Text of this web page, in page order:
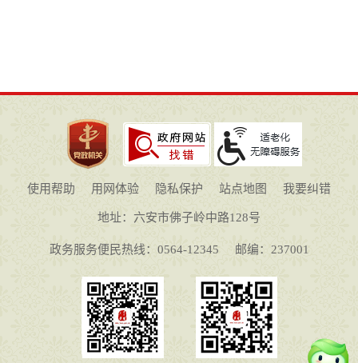
使用帮助 用网体验 隐私保护 站点地图 我要纠错
地址：六安市佛子岭中路128号
政务服务便民热线：0564-12345 邮编：237001